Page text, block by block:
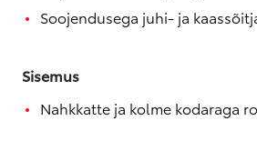
Soojendusega juhi- ja
Sisemus
Nahkkatte ja kolme kodaraga